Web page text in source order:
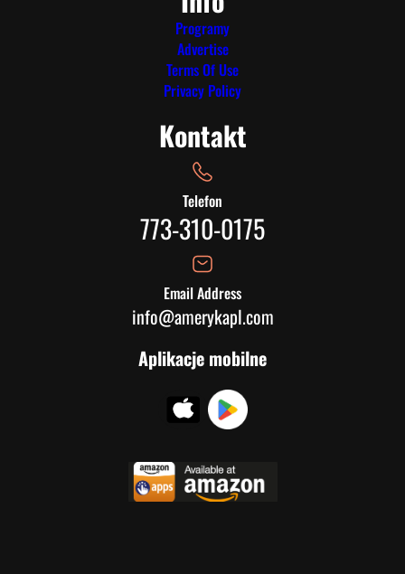
Programy
Advertise
Terms Of Use
Privacy Policy
Kontakt
Telefon
773-310-0175
Email Address
info@amerykapl.com
Aplikacje mobilne